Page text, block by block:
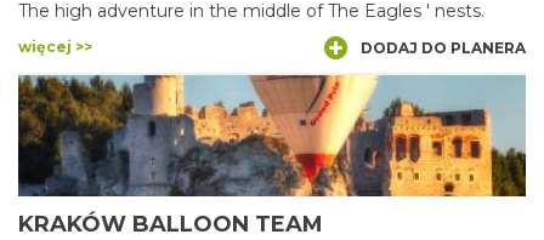
The high adventure in the middle of The Eagles ' nests.
więcej >> DODAJ DO PLANERA
KRAKÓW BALLOON TEAM